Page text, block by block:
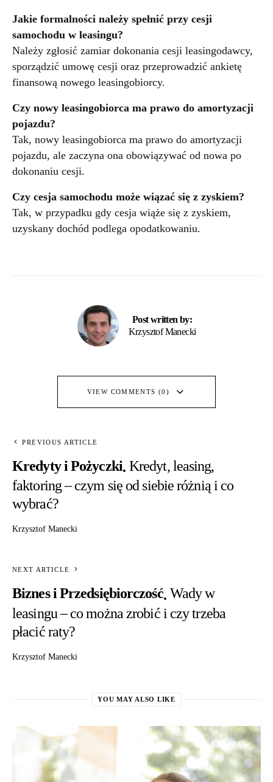
Jakie formalności należy spełnić przy cesji
samochodu w leasingu?
Należy zgłosić zamiar dokonania cesji leasingodawcy,
sporządzić umowę cesji oraz przeprowadzić ankietę
finansową nowego leasingobiorcy.
Czy nowy leasingobiorca ma prawo do amortyzacji
pojazdu?
Tak, nowy leasingobiorca ma prawo do amortyzacji
pojazdu, ale zaczyna ona obowiązywać od nowa po
dokonaniu cesji.
Czy cesja samochodu może wiązać się z zyskiem?
Tak, w przypadku gdy cesja wiąże się z zyskiem,
uzyskany dochód podlega opodatkowaniu.
Post written by:
Krzysztof Manecki
VIEW COMMENTS (0)
PREVIOUS ARTICLE
Kredyty i Pożyczki Kredyt, leasing,
faktoring – czym się od siebie różnią i co
wybrać?
Krzysztof Manecki
NEXT ARTICLE
Biznes i Przedsiębiorczość Wady w
leasingu – co można zrobić i czy trzeba
płacić raty?
Krzysztof Manecki
YOU MAY ALSO LIKE